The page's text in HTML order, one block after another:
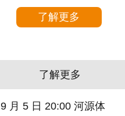
了解更多
了解更多
9 月 5 日 20:00 河源体